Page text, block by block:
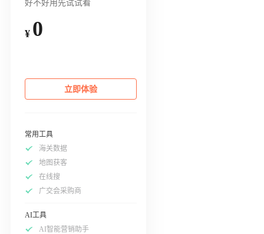
好不好用先试试看
¥ 0
立即体验
常用工具
海关数据
地图获客
在线搜
广交会采购商
AI工具
AI智能营销助手